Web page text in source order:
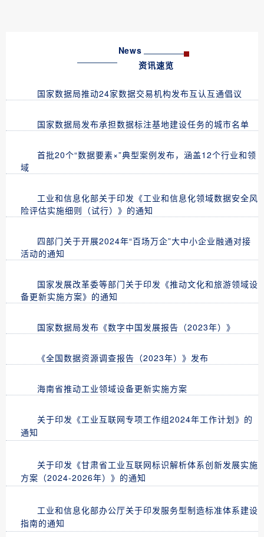
News
资讯速览
国家数据局推动24家数据交易机构发布互认互通倡议
国家数据局发布承担数据标注基地建设任务的城市名单
首批20个“数据要素×”典型案例发布，涵盖12个行业和领
域
工业和信息化部关于印发《工业和信息化领域数据安全风
险评估实施细则（试行）》的通知
四部门关于开展2024年“百场万企”大中小企业融通对接
活动的通知
国家发展改革委等部门关于印发《推动文化和旅游领域设
备更新实施方案》的通知
国家数据局发布《数字中国发展报告（2023年）》
《全国数据资源调查报告（2023年）》发布
海南省推动工业领域设备更新实施方案
关于印发《工业互联网专项工作组2024年工作计划》的
通知
关于印发《甘肃省工业互联网标识解析体系创新发展实施
方案（2024-2026年）》的通知
工业和信息化部办公厅关于印发服务型制造标准体系建设
指南的通知